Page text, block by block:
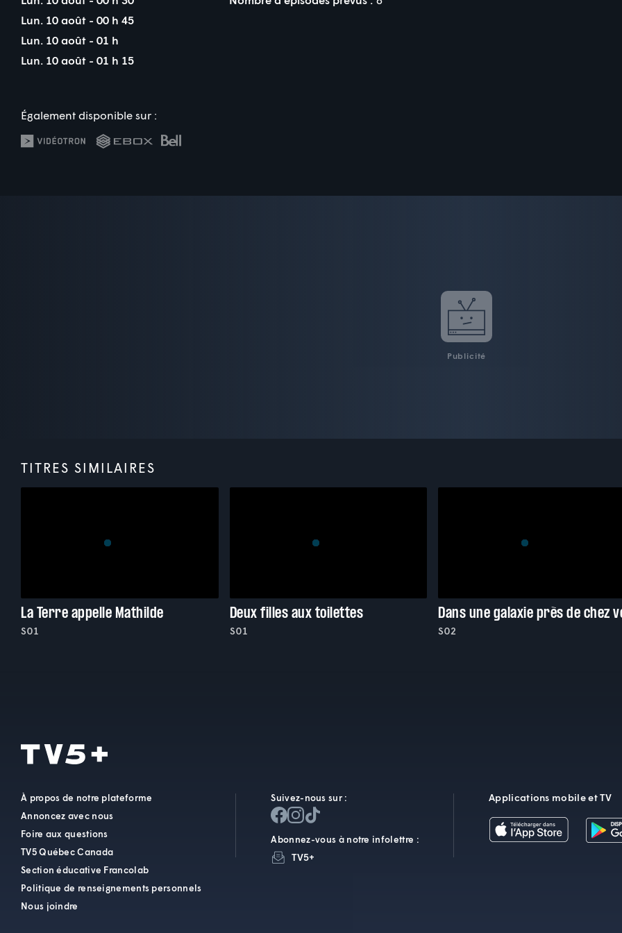
Lun. 10 août - 00 h 45
Lun. 10 août - 01 h
Lun. 10 août - 01 h 15
Également disponible sur :
Publicité
TITRES SIMILAIRES
La Terre appelle Mathilde
S01
Deux filles aux toilettes
S01 S02
À propos de notre plateforme
Annoncez avec nous
Foire aux questions
TV5 Québec Canada
Section éducative Francolab
Politique de renseignements personnels
Nous joindre
Suivez-nous sur :
Abonnez-vous à notre infolettre :
TV5+
Applications mobile et TV